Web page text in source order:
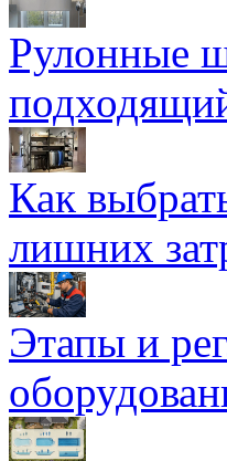
Рулонные
Как
лишних
Этапы и